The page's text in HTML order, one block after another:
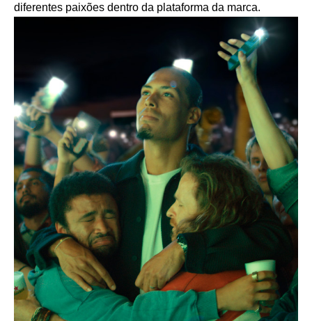
diferentes paixões dentro da plataforma da marca.